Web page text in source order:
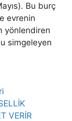
Bu burç
evrenin
yönlendiren
simgeleyen
VERİR